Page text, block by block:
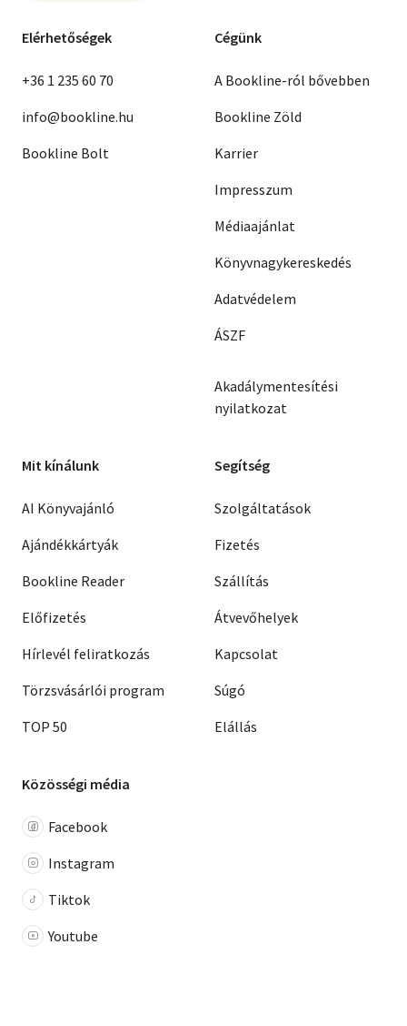
Elérhetőségek
+36 1 235 60 70
info@bookline.hu
Bookline Bolt
Cégünk
A Bookline-ról bővebben
Bookline Zöld
Karrier
Impresszum
Médiaajánlat
Könyvnagykereskedés
Adatvédelem
ÁSZF
Akadálymentesítési
nyilatkozat
Mit kínálunk
AI Könyvajánló
Ajándékkártyák
Bookline Reader
Előfizetés
Hírlevél feliratkozás
Törzsvásárlói program
TOP 50
Segítség
Szolgáltatások
Fizetés
Szállítás
Átvevőhelyek
Kapcsolat
Súgó
Elállás
Közösségi média
Facebook
Instagram
Tiktok
Youtube